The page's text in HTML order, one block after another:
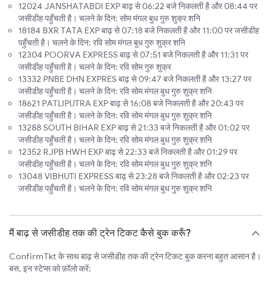
12024 JANSHATABDI EXP बाढ़ से 06:22 बजे निकलती है और 08:44 पर
जसीडीह पहुँचती है। चलने के दिन: सोम मंगल बुध गुरु शुक्र शनि
18184 BXR TATA EXP बाढ़ से 07:18 बजे निकलती है और 11:00 पर जसीडीह
पहुँचती है। चलने के दिन: रवि सोम मंगल बुध गुरु शुक्र शनि
12304 POORVA EXPRESS बाढ़ से 07:51 बजे निकलती है और 11:31 पर
जसीडीह पहुँचती है। चलने के दिन: रवि सोम गुरु शुक्र
13332 PNBE DHN EXPRES बाढ़ से 09:47 बजे निकलती है और 13:27 पर
जसीडीह पहुँचती है। चलने के दिन: रवि सोम मंगल बुध गुरु शुक्र शनि
18621 PATLIPUTRA EXP बाढ़ से 16:08 बजे निकलती है और 20:43 पर
जसीडीह पहुँचती है। चलने के दिन: रवि सोम मंगल बुध गुरु शुक्र शनि
13288 SOUTH BIHAR EXP बाढ़ से 21:33 बजे निकलती है और 01:02 पर
जसीडीह पहुँचती है। चलने के दिन: रवि सोम मंगल बुध गुरु शुक्र शनि
12352 RJPB HWH EXP बाढ़ से 22:33 बजे निकलती है और 01:29 पर
जसीडीह पहुँचती है। चलने के दिन: रवि सोम मंगल बुध गुरु शुक्र शनि
13048 VIBHUTI EXPRESS बाढ़ से 23:28 बजे निकलती है और 02:23 पर
जसीडीह पहुँचती है। चलने के दिन: रवि सोम मंगल बुध गुरु शुक्र शनि
मैं बाढ़ से जसीडीह तक की ट्रेन टिकट कैसे बुक करूँ?
ConfirmTkt के साथ बाढ़ से जसीडीह तक की ट्रेन टिकट बुक करना बहुत आसान है।
बस, इन स्टेप्स को फ़ॉलो करें: